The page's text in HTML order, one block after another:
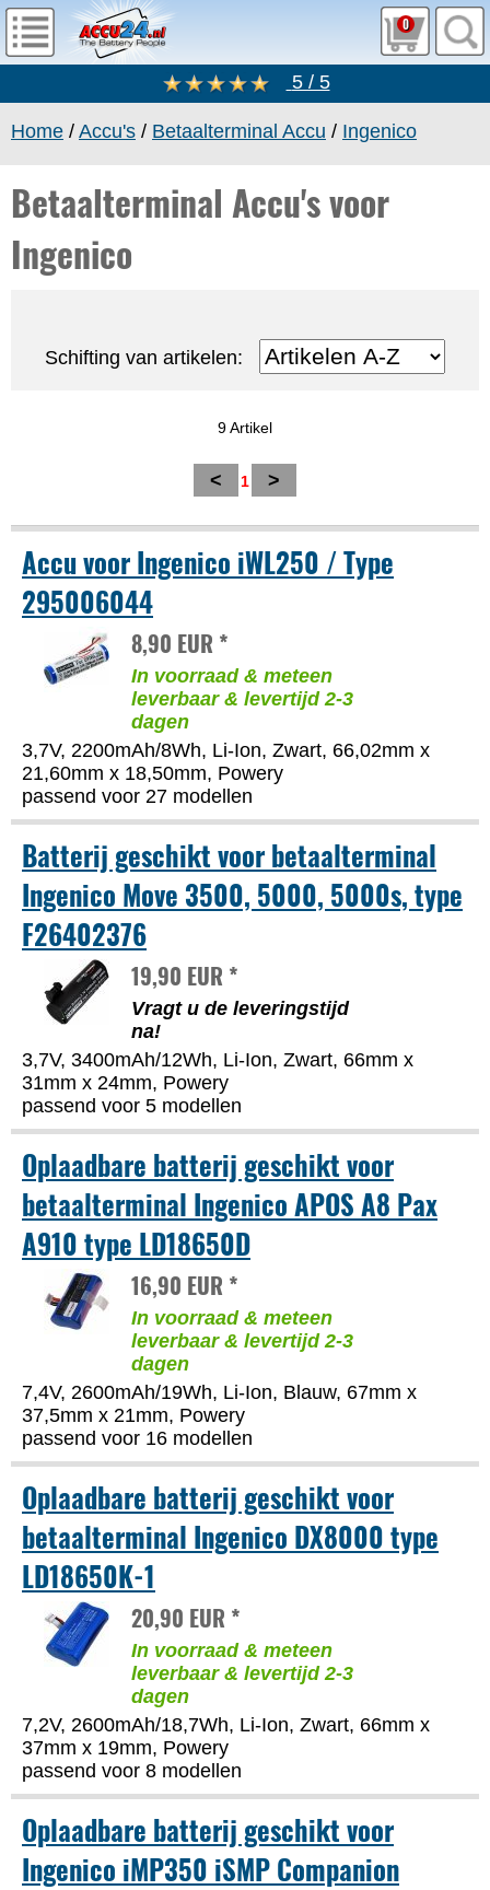
0
5 / 5
Home / Accu's / Betaalterminal Accu / Ingenico
Betaalterminal Accu's voor
Ingenico
Schifting van artikelen:
9 Artikel
< 1 >
Accu voor Ingenico iWL250 / Type
295006044
8,90 EUR *
In voorraad & meteen
leverbaar & levertijd 2-3
dagen
3,7V, 2200mAh/8Wh, Li-Ion, Zwart, 66,02mm x
21,60mm x 18,50mm, Powery
passend voor 27 modellen
Batterij geschikt voor betaalterminal
Ingenico Move 3500, 5000, 5000s, type
F26402376
19,90 EUR *
Vragt u de leveringstijd
na!
3,7V, 3400mAh/12Wh, Li-Ion, Zwart, 66mm x
31mm x 24mm, Powery
passend voor 5 modellen
Oplaadbare batterij geschikt voor
betaalterminal Ingenico APOS A8 Pax
A910 type LD18650D
16,90 EUR *
In voorraad & meteen
leverbaar & levertijd 2-3
dagen
7,4V, 2600mAh/19Wh, Li-Ion, Blauw, 67mm x
37,5mm x 21mm, Powery
passend voor 16 modellen
Oplaadbare batterij geschikt voor
betaalterminal Ingenico DX8000 type
LD18650K-1
20,90 EUR *
In voorraad & meteen
leverbaar & levertijd 2-3
dagen
7,2V, 2600mAh/18,7Wh, Li-Ion, Zwart, 66mm x
37mm x 19mm, Powery
passend voor 8 modellen
Oplaadbare batterij geschikt voor
Ingenico iMP350 iSMP Companion